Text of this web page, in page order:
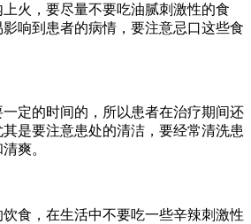
火，要尽量不要吃油腻刺激性的食
响到患者的病情，要注意忌口这些食
定的时间的，所以患者在治疗期间还
是要注意患处的清洁，要经常清洗患
爽。
食，在生活中不要吃一些辛辣刺激性